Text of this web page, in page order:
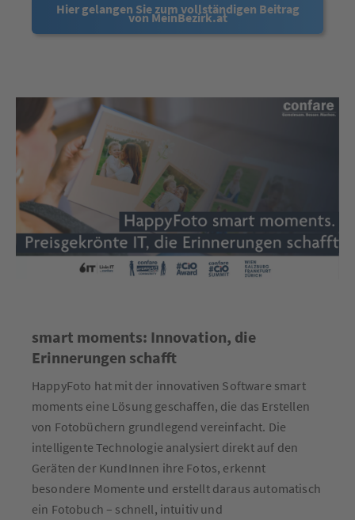
Hier gelangen Sie zum vollständigen Beitrag
von MeinBezirk.at
smart moments: Innovation, die
Erinnerungen schafft
HappyFoto hat mit der innovativen Software smart
moments eine Lösung geschaffen, die das Erstellen
von Fotobüchern grundlegend vereinfacht. Die
intelligente Technologie analysiert direkt auf den
Geräten der KundInnen ihre Fotos, erkennt
besondere Momente und erstellt daraus automatisch
ein Fotobuch – schnell, intuitiv und